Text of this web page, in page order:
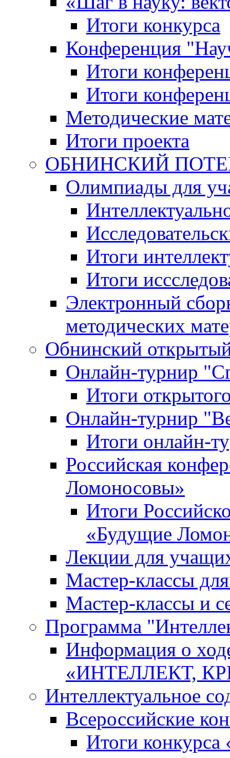
Итоги конкурса
Конференция
Итоги
Итоги
Методические
Итоги проекта
ОБНИНСКИЙ
Олимпиады для
Итоги
Итоги
Электронный
методических
Обнинский
Онлайн-турнир
Итоги
Онлайн-турнир
Итоги онлайн-
Российская
Ломоносовы»
Итоги
«Будущие
Лекции для
Мастер-классы
Мастер-классы и
Программа
Информация о
«ИНТЕЛЛЕКТ,
Интеллектуальное
Всероссийские
Итоги конкурса